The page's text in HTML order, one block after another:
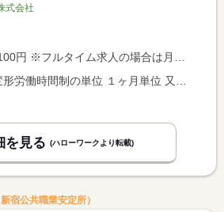
式会社
場合は月額（換算額）、パート求人の場合は時間額を表示しています。
を見る (ハローワークより転載)
宿公共職業安定所）